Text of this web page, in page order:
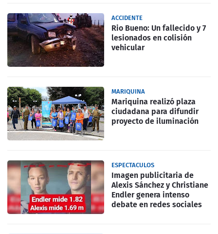
ACCIDENTE
Rio Bueno: Un fallecido y 7
lesionados en colisión
vehicular
MARIQUINA
Mariquina realizó plaza
ciudadana para difundir
proyecto de iluminación
ESPECTACULOS
Imagen publicitaria de
Alexis Sánchez y Christiane
Endler genera intenso
debate en redes sociales